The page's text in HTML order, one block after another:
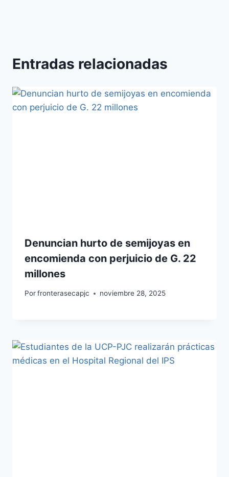
Entradas relacionadas
Denuncian hurto de semijoyas en
encomienda con perjuicio de G. 22
millones
Porfronterasecapjc noviembre 28, 2025